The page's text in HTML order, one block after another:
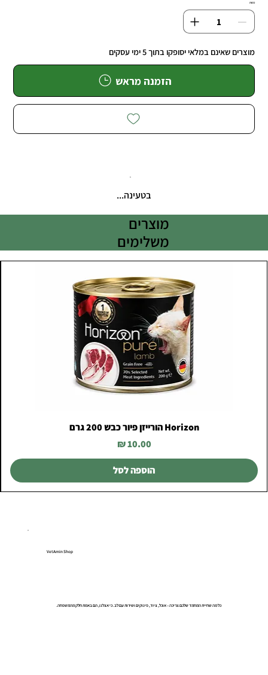
כמות
מוצרים שאינם במלאי יסופקו בתוך 5 ימי עסקים
הזמנה מראש
בטעינה...
מוצרים
משלימים
Horizon הורייזן פיור כבש 200 גרם
מחיר
הוספה לסל
VetAmin Shop
כל מה שחיית המחמד שלכם צריכה – אוכל, ציוד, פינוקים ושירות עם לב. כי אצלנו, הם באמת חלק מהמשפחה.